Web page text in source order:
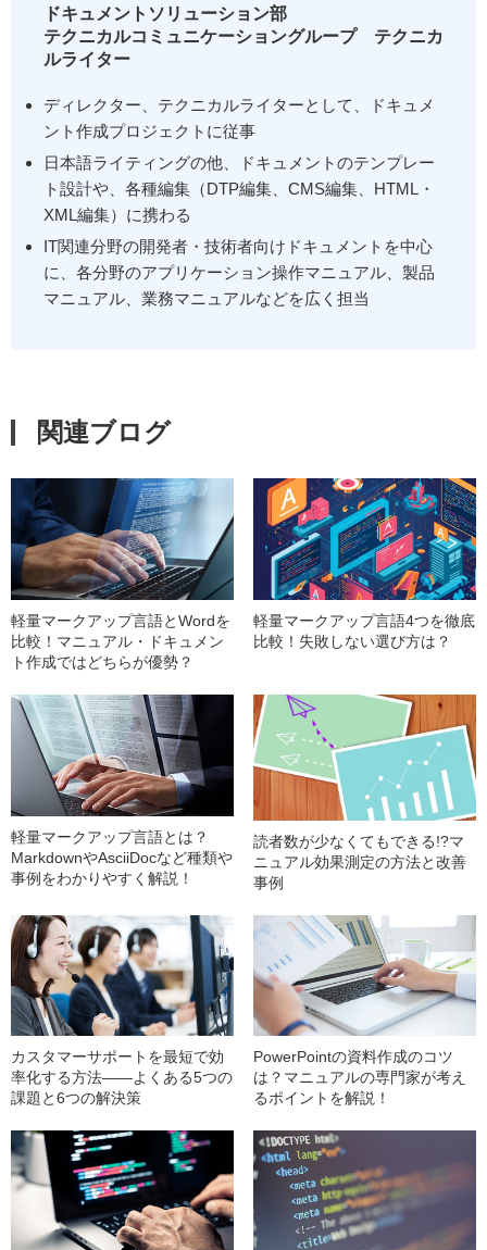
ドキュメントソリューション部
テクニカルコミュニケーショングループ テクニカ
ルライター
ディレクター、テクニカルライターとして、ドキュメ
ント作成プロジェクトに従事
日本語ライティングの他、ドキュメントのテンプレー
ト設計や、各種編集（DTP編集、CMS編集、HTML・
XML編集）に携わる
IT関連分野の開発者・技術者向けドキュメントを中心
に、各分野のアプリケーション操作マニュアル、製品
マニュアル、業務マニュアルなどを広く担当
関連ブログ
軽量マークアップ言語とWordを
比較！マニュアル・ドキュメン
ト作成ではどちらが優勢？
軽量マークアップ言語4つを徹底
比較！失敗しない選び方は？
軽量マークアップ言語とは？
MarkdownやAsciiDocなど種類や
事例をわかりやすく解説！
読者数が少なくてもできる!?マ
ニュアル効果測定の方法と改善
事例
カスタマーサポートを最短で効
率化する方法——よくある5つの
課題と6つの解決策
PowerPointの資料作成のコツ
は？マニュアルの専門家が考え
るポイントを解説！